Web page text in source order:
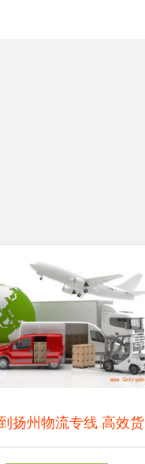
扬州物流专线 高效货